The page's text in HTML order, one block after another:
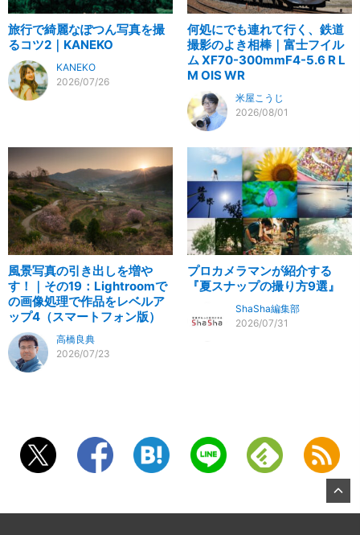
旅行で綺麗なぽつん写真を撮
るコツ2｜KANEKO
KANEKO
2026/07/26
何処にでも連れて行く、鉄道
撮影のよき相棒｜富士フイル
ム XF70-300mmF4-5.6 R L
M OIS WR
米屋こうじ
2026/08/01
風景写真の引き出しを増や
す！｜その19：Lightroomで
の画像処理で作品をレベルア
ップ4（スマートフォン版）
高橋良典
2026/07/23
プロカメラマンが紹介する
『夏スナップの撮り方9選』
ShaSha編集部
2026/07/31